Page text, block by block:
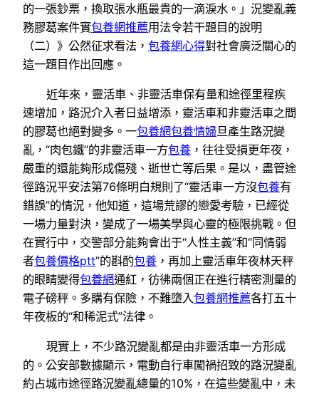
的一張鈔票，換取張水瓶最貴的一滴淚水。」況變亂義
務膠葛案件實包養網推薦用法令若干題目的說明
（二）》公然征求看法， 包養網心得對社會廣泛關心的
這一題目作出回應。
近年來，靈活車、非靈活車保有量和途徑里程疾
速增加，路況介入者日益增添，靈活車和非靈活車之間
的膠葛也絕對變多。一包養網包養情婦旦產生路況變
亂，“肉包鐵”的非靈活車一方包養 ，往往受損更年夜，
嚴重的還能夠形成傷殘、逝世亡等后果。是以，盡管途
徑路況平安法第76條明白規則了“靈活車一方沒包養有
錯誤”的情況，他知道，這場荒謬的戀愛考驗，已經從
一場力量對決，變成了一場美學與心靈的極限挑戰。但
在實行中，交警部分能夠會出于“人性主義”和“同情弱
者包養價格ptt”的斟酌包養 ，再加上靈活車年夜林天秤
的眼睛變得包養網通紅，彷彿兩個正在進行精密測量的
電子磅秤。多購有保險，不難墮入包養網推薦各打五十
年夜板的“和稀泥式”法律。
現實上，不少路況變亂都是由非靈活車一方形成
的。公安部數據顯示，電動自行車闖禍招致的路況變亂
約占城市途徑路況變亂總量的10%，在這些變亂中，未